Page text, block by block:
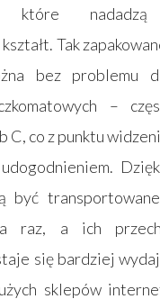
które nadadzą
Tak
bez problemu
–
C, co z punktu
być
raz, a ich
się bardziej
sklepów
Blog